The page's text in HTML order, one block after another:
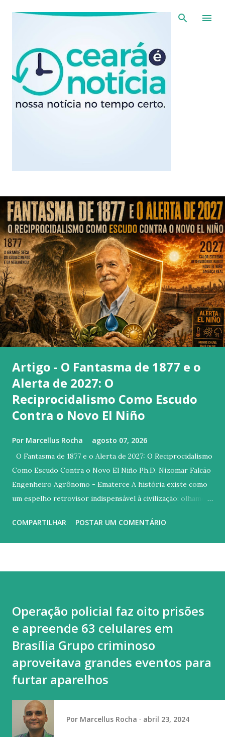
Pular para o conteúdo principal
Artigo - O Fantasma de 1877 e o
Alerta de 2027: O
Reciprocidalismo Como Escudo
Contra o Novo El Niño
Por Marcellus Rocha agosto 07, 2026
O Fantasma de 1877 e o Alerta de 2027: O Reciprocidalismo
Como Escudo Contra o Novo El Niño Ph.D. Nizomar Falcão
Engenheiro Agrônomo - Ematerce A história existe como
um espelho retrovisor indispensável à civilização: olhamos
no futuro. Contudo, diante das previsões meteorológicas
dizimou centenas de milhares de nordestinos sob a égide
da negligência e do improviso. Quase 150 anos separam o
flagelo imperial do nosso atual cenário. A diferença
fundamental é que, hoje, a ignorância deixou de ser um álibi.
Se no século XIX o clima era um mistério insondável, no
século XXI possuímos inteligência climática de ponta (por
COMPARTILHAR POSTAR UM COMENTÁRIO
Operação policial faz oito prisões
e apreende 63 celulares em
Brasília Grupo criminoso
aproveitava grandes eventos para
furtar aparelhos
Por Marcellus Rocha abril 23, 2024